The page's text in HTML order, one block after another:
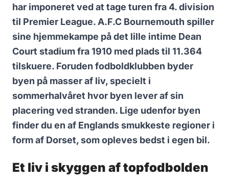
har imponeret ved at tage turen fra 4. division
til Premier League. A.F.C Bournemouth spiller
sine hjemmekampe på det lille intime Dean
Court stadium fra 1910 med plads til 11.364
tilskuere. Foruden fodboldklubben byder
byen på masser af liv, specielt i
sommerhalvåret hvor byen lever af sin
placering ved stranden. Lige udenfor byen
finder du en af Englands smukkeste regioner i
form af Dorset, som opleves bedst i egen bil.
Et liv i skyggen af topfodbolden